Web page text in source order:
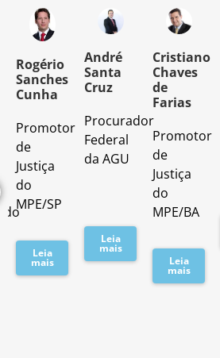
Rogério
Sanches
Cunha
Promotor
de
Justiça
do
MPE/SP
Leia
mais
André
Santa
Cruz
Procurador
Federal
da AGU
Leia
mais
Cristiano
Chaves
de
Farias
Promotor
de
Justiça
do
MPE/BA
Leia
mais